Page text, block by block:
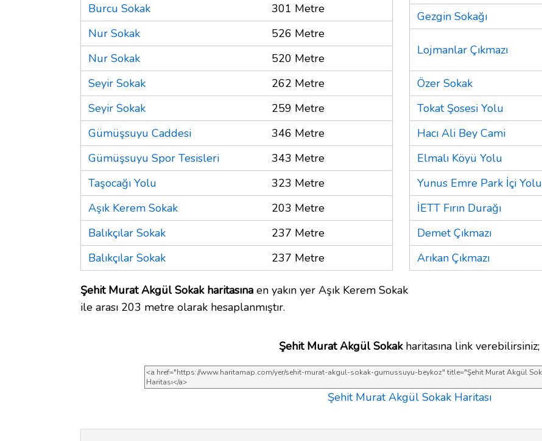
Burcu Sokak
301 Metre
Nur Sokak
526 Metre
Nur Sokak
520 Metre
Seyir Sokak
262 Metre
Seyir Sokak
259 Metre
Gümüşsuyu Caddesi
346 Metre
Gümüşsuyu Spor Tesisleri
343 Metre
Taşocağı Yolu
323 Metre
Aşık Kerem Sokak
203 Metre
Balıkçılar Sokak
237 Metre
Balıkçılar Sokak
237 Metre
Şehit Murat Akgül Sokak haritasına en yakın yer Aşık Kerem Sokak
ile arası 203 metre olarak hesaplanmıştır.
Gezgin Sokağı
Lojmanlar Çıkmazı
Özer Sokak
Tokat Şosesi Yolu
Hacı Ali Bey Cami
Elmalı Köyü Yolu
Yunus Emre Park İçi Yolu
İETT Fırın Durağı
Demet Çıkmazı
Arıkan Çıkmazı
Şehit Murat Akgül Sokakharitasına link verebilirsiniz;
Şehit Murat Akgül Sokak Haritası